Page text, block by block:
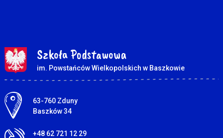
Szkoła Podstawowa
im. Powstańców Wielkopolskich w Baszkowie
Adres pocztowy:
63-760 Zduny
Baszków 34
+48 62 721 12 29